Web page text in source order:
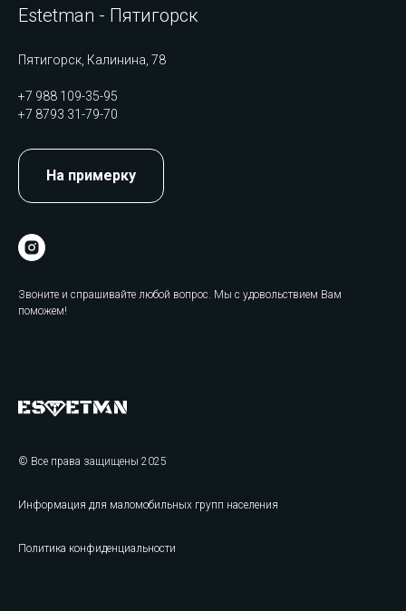
Estetman - Пятигорск
Пятигорск, Калинина, 78
+7 988 109-35-95
+7 8793 31-79-70
На примерку
Звоните и спрашивайте любой вопрос. Мы с удовольствием Вам
поможем!
© Все права защищены 2025
Информация для маломобильных групп населения
Политика конфиденциальности